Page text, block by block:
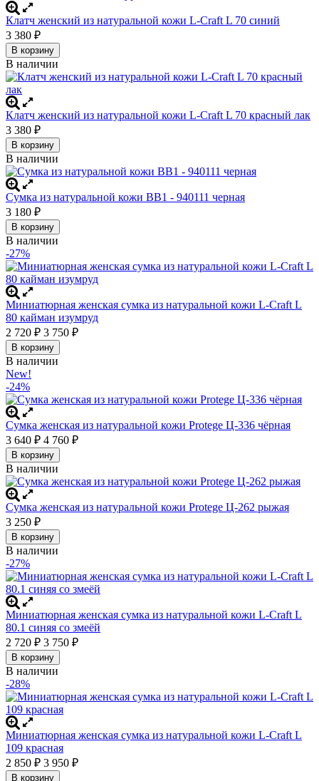
Клатч женский из натуральной кожи L-Craft L 70 синий
3 380 ₽
В корзину
В наличии
Клатч женский из натуральной кожи L-Craft L 70 красный лак
3 380 ₽
В корзину
В наличии
Сумка из натуральной кожи BB1 - 940111 черная
3 180 ₽
В корзину
В наличии
-27%
Миниатюрная женская сумка из натуральной кожи L-Craft L
80 кайман изумруд
2 720 ₽ 3 750 ₽
В корзину
В наличии
New!
-24%
Сумка женская из натуральной кожи Protege Ц-336 чёрная
3 640 ₽ 4 760 ₽
В корзину
В наличии
Сумка женская из натуральной кожи Protege Ц-262 рыжая
3 250 ₽
В корзину
В наличии
-27%
Миниатюрная женская сумка из натуральной кожи L-Craft L
80.1 синяя со змеёй
2 720 ₽ 3 750 ₽
В корзину
В наличии
-28%
Миниатюрная женская сумка из натуральной кожи L-Craft L
109 красная
2 850 ₽ 3 950 ₽
В корзину